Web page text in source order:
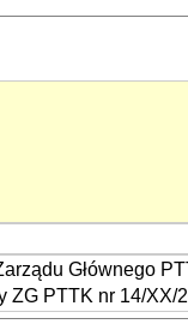
Głównego
ZG PTTK nr 14/